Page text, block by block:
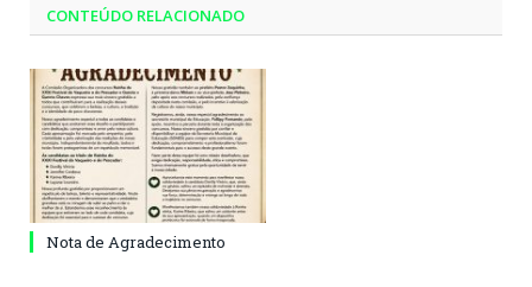
CONTEÚDO RELACIONADO
Nota de Agradecimento